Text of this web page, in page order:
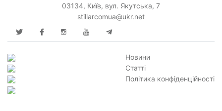
03134, Київ, вул. Якутська, 7
stillarcomua@ukr.net
Новини
Статті
Політика конфіденційності